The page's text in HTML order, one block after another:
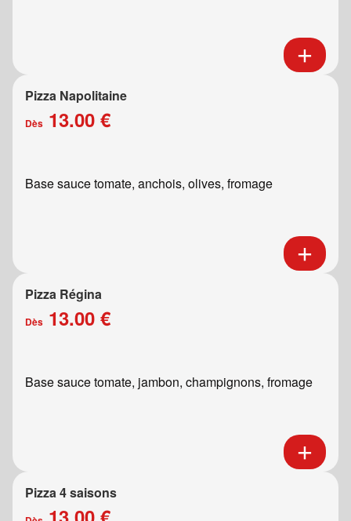
Pizza Napolitaine
Dès 13.00 €
Base sauce tomate, anchois, olives, fromage
Pizza Régina
Dès 13.00 €
Base sauce tomate, jambon, champignons, fromage
Pizza 4 saisons